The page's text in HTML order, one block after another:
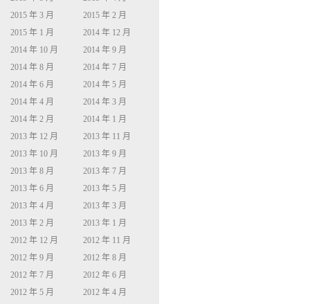
2015 年 3 月
2015 年 2 月
2015 年 1 月
2014 年 12 月
2014 年 10 月
2014 年 9 月
2014 年 8 月
2014 年 7 月
2014 年 6 月
2014 年 5 月
2014 年 4 月
2014 年 3 月
2014 年 2 月
2014 年 1 月
2013 年 12 月
2013 年 11 月
2013 年 10 月
2013 年 9 月
2013 年 8 月
2013 年 7 月
2013 年 6 月
2013 年 5 月
2013 年 4 月
2013 年 3 月
2013 年 2 月
2013 年 1 月
2012 年 12 月
2012 年 11 月
2012 年 9 月
2012 年 8 月
2012 年 7 月
2012 年 6 月
2012 年 5 月
2012 年 4 月